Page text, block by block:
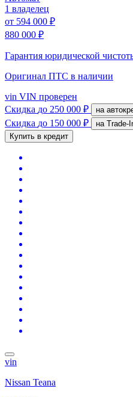
1 владелец
от 594 000 ₽
880 000 ₽
Гарантия юридической
Оригинал ПТС в наличии
vin VIN проверен
Скидка до 250 000 ₽ на
Скидка до 150 000 ₽
на Trade-
Купить в кредит
vin
Nissan Teana